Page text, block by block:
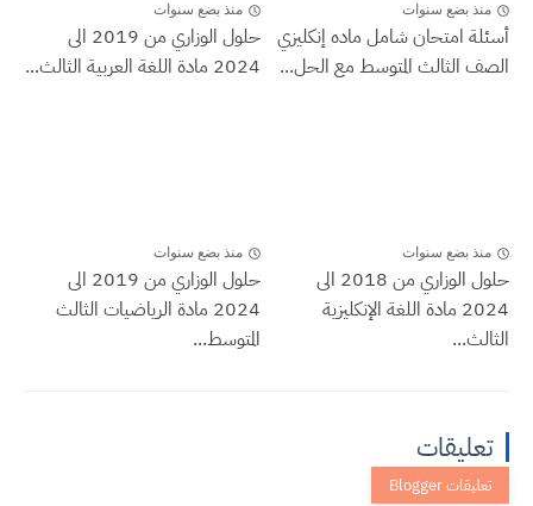
منذ بضع سنوات
أسئلة امتحان شامل ماده إنكليزي
الصف الثالث المتوسط مع الحل...
منذ بضع سنوات
حلول الوزاري من 2019 الى
2024 مادة اللغة العربية الثالث...
منذ بضع سنوات
حلول الوزاري من 2018 الى
2024 مادة اللغة الإنكليزية
الثالث...
منذ بضع سنوات
حلول الوزاري من 2019 الى
2024 مادة الرياضيات الثالث
المتوسط...
تعليقات